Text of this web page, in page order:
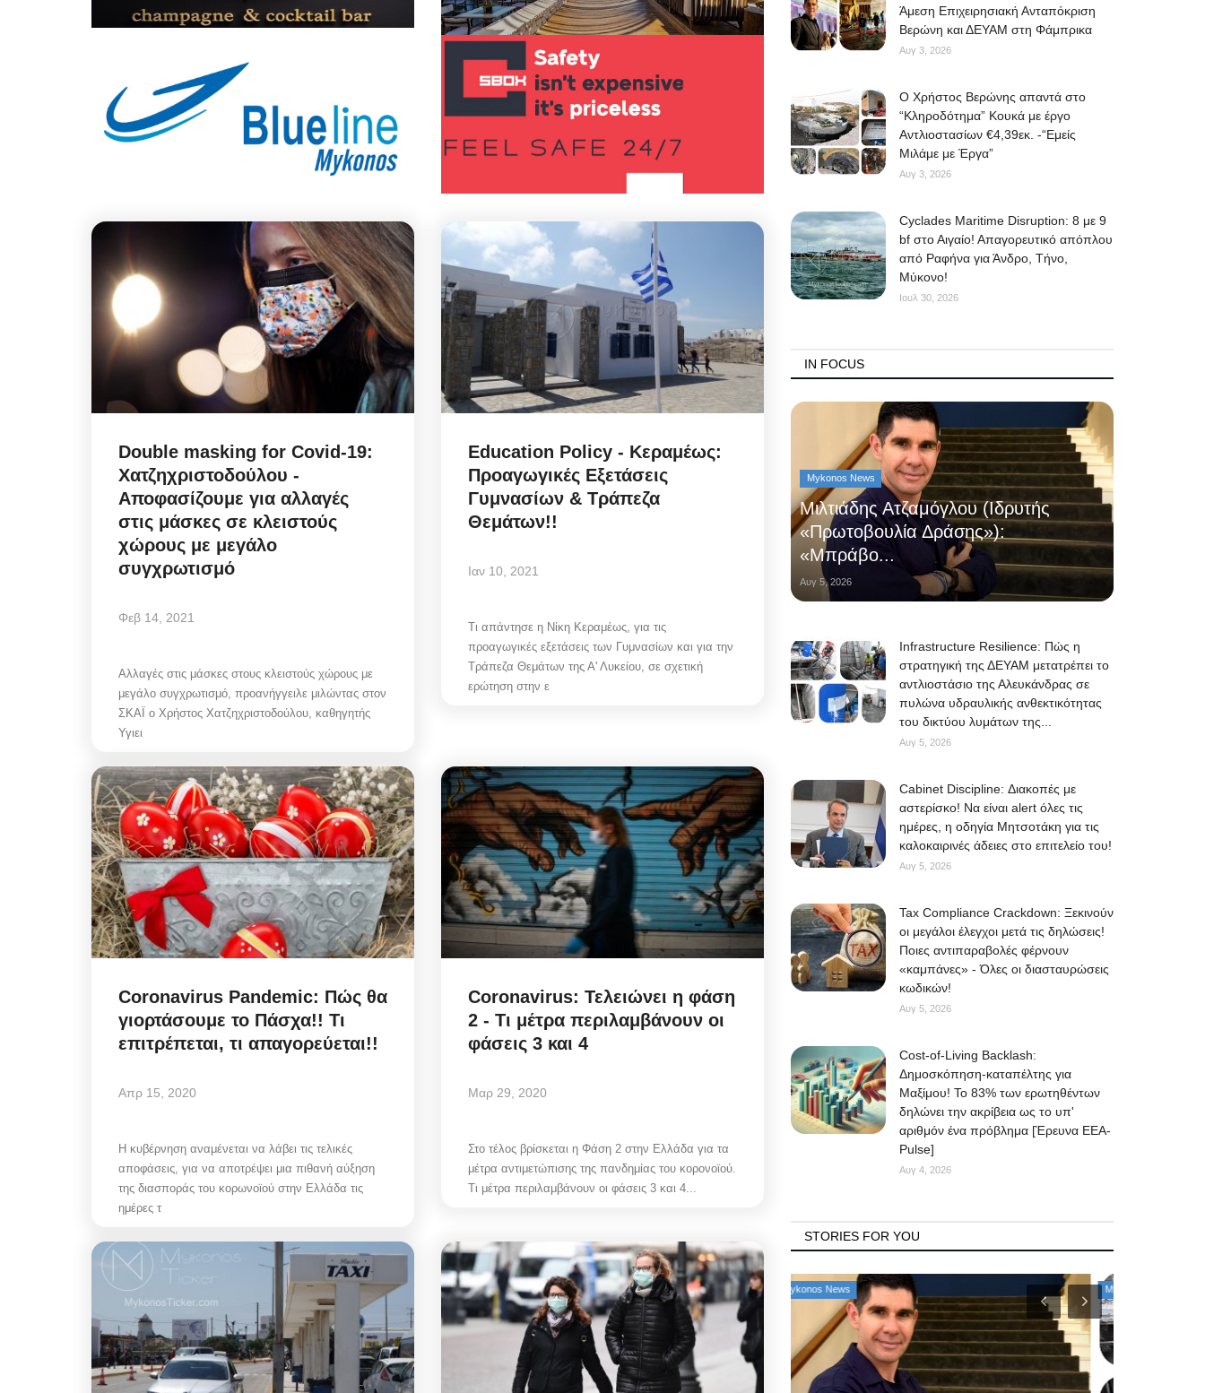
Double masking for Covid-19:
Χατζηχριστοδούλου -
Αποφασίζουμε για αλλαγές
στις μάσκες σε κλειστούς
χώρους με μεγάλο
συγχρωτισμό
Φεβ 14, 2021
Αλλαγές στις μάσκες στους κλειστούς χώρους με
μεγάλο συγχρωτισμό, προανήγγειλε μιλώντας στον
ΣΚΑΪ ο Χρήστος Χατζηχριστοδούλου, καθηγητής
Υγιει
Education Policy - Κεραμέως:
Προαγωγικές Εξετάσεις
Γυμνασίων & Τράπεζα
Θεμάτων!!
Ιαν 10, 2021
Τι απάντησε η Νίκη Κεραμέως, για τις
προαγωγικές εξετάσεις των Γυμνασίων και για την
Τράπεζα Θεμάτων της Α' Λυκείου, σε σχετική
ερώτηση στην ε
Coronavirus Pandemic: Πώς θα
γιορτάσουμε το Πάσχα!! Τι
επιτρέπεται, τι απαγορεύεται!!
Απρ 15, 2020
Η κυβέρνηση αναμένεται να λάβει τις τελικές
αποφάσεις, για να αποτρέψει μια πιθανή αύξηση
της διασποράς του κορωνοϊού στην Ελλάδα τις
ημέρες τ
Coronavirus: Τελειώνει η φάση
2 - Τι μέτρα περιλαμβάνουν οι
φάσεις 3 και 4
Μαρ 29, 2020
Στο τέλος βρίσκεται η Φάση 2 στην Ελλάδα για τα
μέτρα αντιμετώπισης της πανδημίας του κορονοϊού.
Τι μέτρα περιλαμβάνουν οι φάσεις 3 και 4...
Άμεση Επιχειρησιακή Ανταπόκριση
Βερώνη και ΔΕΥΑΜ στη Φάμπρικα
Αυγ 3, 2026
O Χρήστος Βερώνης απαντά στο
“Κληροδότημα” Κουκά με έργο
Αντλιοστασίων €4,39εκ. -“Εμείς
Μιλάμε με Έργα”
Αυγ 3, 2026
Cyclades Maritime Disruption: 8 με 9
bf στο Αιγαίο! Απαγορευτικό απόπλου
από Ραφήνα για Άνδρο, Τήνο,
Μύκονο!
Ιουλ 30, 2026
IN FOCUS
Mykonos News
Μιλτιάδης Ατζαμόγλου (Ιδρυτής
«Πρωτοβουλία Δράσης»):
«Μπράβο...
Αυγ 5, 2026
Infrastructure Resilience: Πώς η
στρατηγική της ΔΕΥΑΜ μετατρέπει το
αντλιοστάσιο της Αλευκάνδρας σε
πυλώνα υδραυλικής ανθεκτικότητας
του δικτύου λυμάτων της...
Αυγ 5, 2026
Cabinet Discipline: Διακοπές με
αστερίσκο! Να είναι alert όλες τις
ημέρες, η οδηγία Μητσοτάκη για τις
καλοκαιρινές άδειες στο επιτελείο του!
Αυγ 5, 2026
Tax Compliance Crackdown: Ξεκινούν
οι μεγάλοι έλεγχοι μετά τις δηλώσεις!
Ποιες αντιπαραβολές φέρνουν
«καμπάνες» - Όλες οι διασταυρώσεις
κωδικών!
Αυγ 5, 2026
Cost-of-Living Backlash:
Δημοσκόπηση-καταπέλτης για
Μαξίμου! Το 83% των ερωτηθέντων
δηλώνει την ακρίβεια ως το υπ'
αριθμόν ένα πρόβλημα [Έρευνα ΕΕΑ-
Pulse]
Αυγ 4, 2026
STORIES FOR YOU
Mykonos News Mykonos Δ.Ε.Υ.Α. Μυκόνου